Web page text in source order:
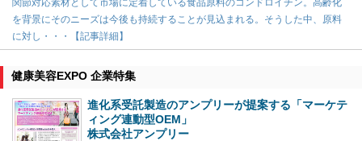
を背景にそのニーズは今後も持続することが見込まれる。そうした中、原料
に対し・・・【記事詳細】
健康美容EXPO 企業特集
進化系受託製造のアンプリーが提案する「マーケテ
ィング連動型OEM」
株式会社アンプリー